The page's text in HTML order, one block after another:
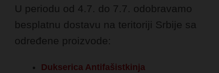
U periodu od 4.7. do 7.7. odobravamo
besplatnu dostavu na teritoriji Srbije sa
određene proizvode:
Dukserica Antifašistkinja